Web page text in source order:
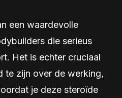
een waardevolle
die serieus
Het is echter cruciaal
te zijn over de werking,
je deze steroïde